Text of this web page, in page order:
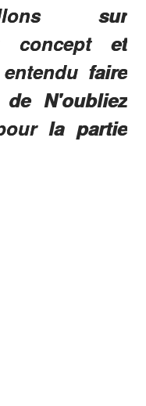
sur
concept et
faire
N'oubliez
la partie